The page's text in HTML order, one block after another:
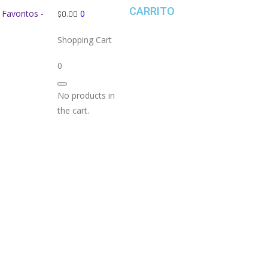
Favoritos - $0.00 0
Shopping Cart
0
No products in
the cart.
CARRITO